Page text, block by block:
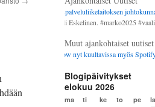
Työllisyyspalveluliikelaitoksen johtokunnan
toimii Heli Eskelinen. #marko2025 #vaalit2025
Muut ajankohtaiset uutiset
– Talk Show nyt kuultavissa myösSpotifyissa.
Blogipäivitykset
elokuu 2026
ma ti ke to pe la